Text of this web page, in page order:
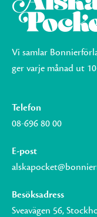
Vi samlar
ger varje månad ut
Telefon
08-696 80 00
E-post
Besöksadress
Sveavägen 56,